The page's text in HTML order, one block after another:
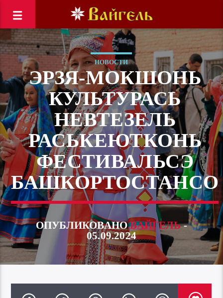
НОВОСТИ
ЭРЗЯ-МОКШОНЬ
КУЛЬТУРАСЬ
НЕВТЕЗЕЛЬ
РАСЬКЕЮТКОНЬ
ФЕСТИВАЛЬСЭ
БАШКОРТОСТАНСО
ОПУБЛИКОВАНОВАЙГЕЛЬ-
05.09.2024